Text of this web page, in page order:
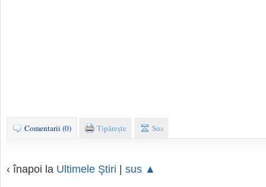
Comentarii (0) Tipăreşte Sus
‹ înapoi la Ultimele Ştiri | sus ▲